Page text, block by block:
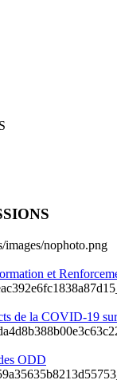
et
de la COVID-19
ODD